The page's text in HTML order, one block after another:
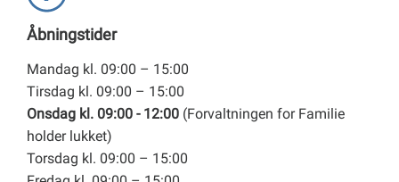
Åbningstider
Mandag kl. 09:00 – 15:00
Tirsdag kl. 09:00 – 15:00
Onsdag kl. 09:00 - 12:00 (Forvaltningen for Familie
holder lukket)
Torsdag kl. 09:00 – 15:00